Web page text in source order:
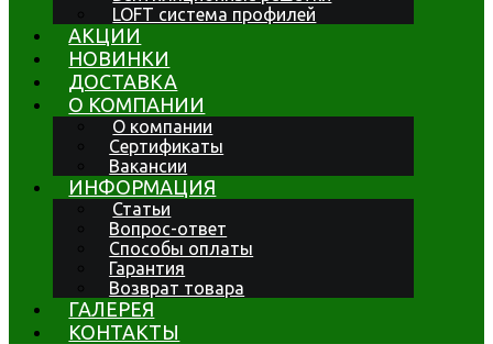
LOFT система профилей
АКЦИИ
НОВИНКИ
ДОСТАВКА
О КОМПАНИИ
О компании
Сертификаты
Вакансии
ИНФОРМАЦИЯ
Статьи
Вопрос-ответ
Способы оплаты
Гарантия
Возврат товара
ГАЛЕРЕЯ
КОНТАКТЫ